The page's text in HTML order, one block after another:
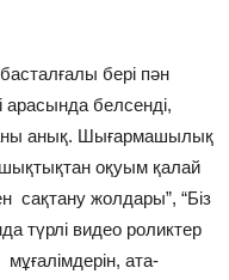
бері пән
арасында белсенді,
анық. Шығармашылық
оқуым қалай
сақтану жолдары”, “Біз
түрлі видео роликтер
ата-